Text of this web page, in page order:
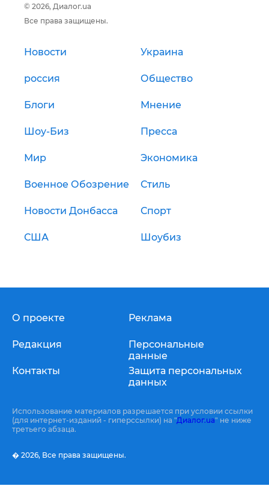
© 2026, Диалог.ua
Все права защищены.
Новости Украина
россия Общество
Блоги Мнение
Шоу-Биз Пресса
Мир Экономика
Военное Обозрение Стиль
Новости Донбасса Спорт
США Шоубиз
О проекте
Редакция
Контакты
Реклама
Персональные
данные
Защита персональных
данных
Использование материалов разрешается при условии ссылки
(для интернет-изданий - гиперссылки) на "Диалог.ua" не ниже
третьего абзаца.
� 2026, Все права защищены.